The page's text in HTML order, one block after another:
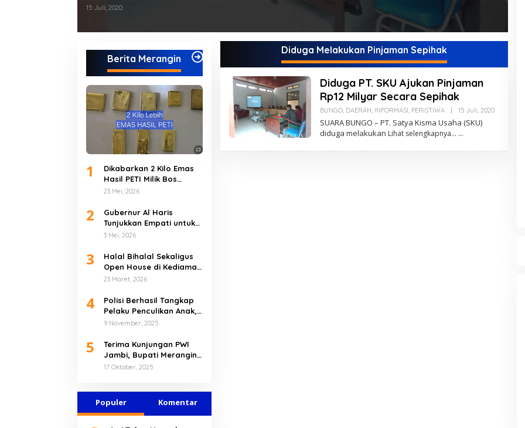
15 Juli, 2020
Berita Merangin
1
Dikabarkan 2 Kilo Emas
Hasil PETI Milik Bos
Muara Jernih, Berhasil
23 Mei, 2026
2
Gubernur Al Haris
Tunjukkan Empati untuk
Korban Banjir
Merangin
3 Mei, 2026
3
Halal Bihalal Sekaligus
Open House di Kediaman
Pribadi, Gubernur Al
Kebersamaan
23 Maret, 2026
4
Polisi Berhasil Tangkap
Pelaku Penculikan Anak,
Bilqis Dijual Rp80 Juta
Mentawak
9 November, 2025
5
Terima Kunjungan PWI
Jambi, Bupati Merangin
Dukung HPN 2026 di
17 Oktober, 2025
Populer Komentar
Diduga Melakukan Pinjaman Sepihak
Diduga PT. SKU Ajukan Pinjaman
Rp12 Milyar Secara Sepihak
BUNGO, DAERAH, INFORMASI, PERISTIWA 15 Juli, 2020O
R
SUARA BUNGO – PT. Satya Kisma Usaha (SKU)
diduga melakukan Lihat selengkapnya…